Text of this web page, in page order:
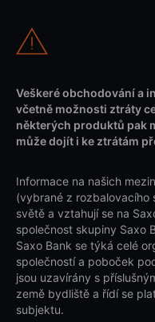
Veškeré obchodování a
včetně možnosti ztráty
některých produktů pak
může dojít i ke ztrátám
Informace na našich
(vybrané z rozbalovacího
světě a vztahují se na
společnost skupiny Saxo
Saxo Bank se týká celé
společností a poboček
jsou uzavírány s
země bydliště a řídí se
subjektu.